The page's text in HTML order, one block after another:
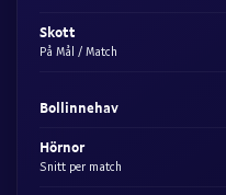
Skott
På Mål / Match
Bollinnehav
Hörnor
Snitt per match